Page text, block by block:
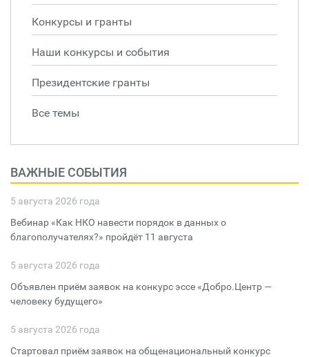
Конкурсы и гранты
Наши конкурсы и события
Президентские гранты
Все темы
ВАЖНЫЕ СОБЫТИЯ
5 августа 2026 года
Вебинар «Как НКО навести порядок в данных о
благополучателях?» пройдёт 11 августа
5 августа 2026 года
Объявлен приём заявок на конкурс эссе «Добро.Центр —
человеку будущего»
5 августа 2026 года
Стартовал приём заявок на общенациональный конкурс